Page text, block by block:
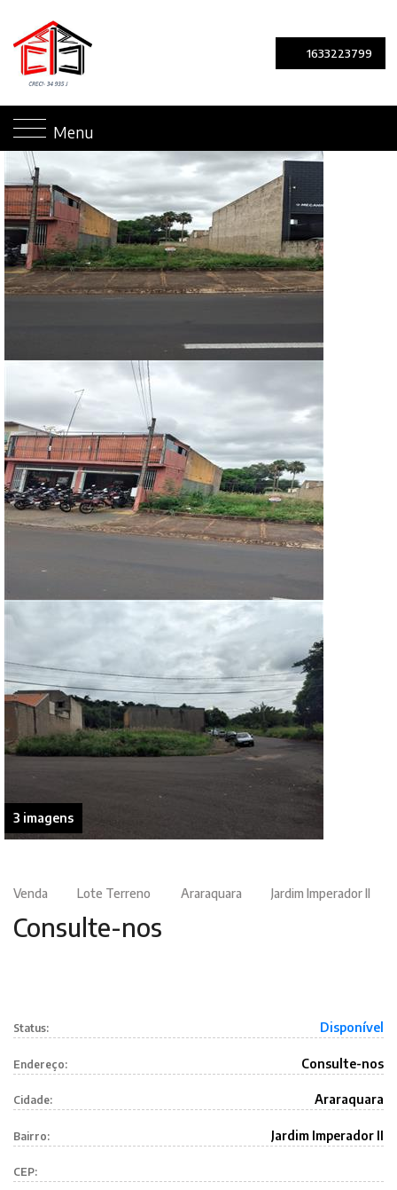
1633223799
Menu
3 imagens
Venda Lote Terreno Araraquara Jardim Imperador II
Consulte-nos
Status: Disponível
Endereço: Consulte-nos
Cidade: Araraquara
Bairro: Jardim Imperador II
CEP: